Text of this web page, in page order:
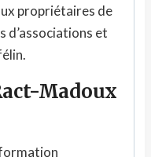
propriétaires de
d’associations et
Madoux